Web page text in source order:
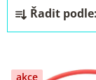
a
e
Řadit podle:
akce